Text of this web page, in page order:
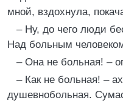
мной, вздохнула,
– Ну, до чего люди
Над больным
– Она не больная! –
– Как не больная! –
душевнобольная.